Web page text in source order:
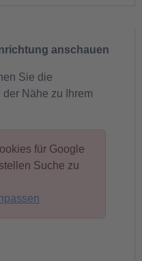
anschauen
Sie die
Nähe zu Ihrem
für Google
Suche zu